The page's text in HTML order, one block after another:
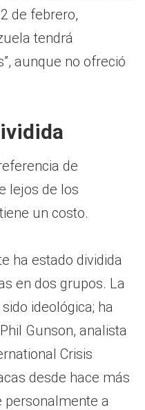
de febrero,
tendrá
aunque no ofreció
de
lejos de los
un costo.
ha estado dividida
en dos grupos. La
ideológica; ha
Gunson, analista
Crisis
desde hace más
personalmente a